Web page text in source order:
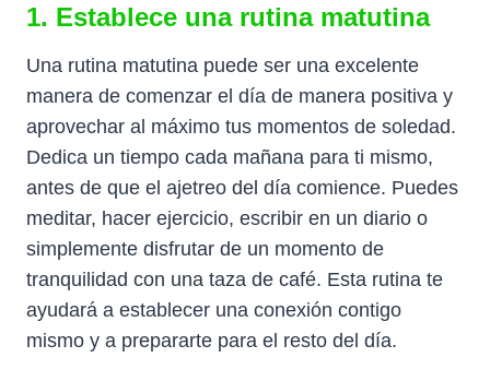
1. Establece una rutina matutina
Una rutina matutina puede ser una excelente
manera de comenzar el día de manera positiva y
aprovechar al máximo tus momentos de soledad.
Dedica un tiempo cada mañana para ti mismo,
antes de que el ajetreo del día comience. Puedes
meditar, hacer ejercicio, escribir en un diario o
simplemente disfrutar de un momento de
tranquilidad con una taza de café. Esta rutina te
ayudará a establecer una conexión contigo
mismo y a prepararte para el resto del día.